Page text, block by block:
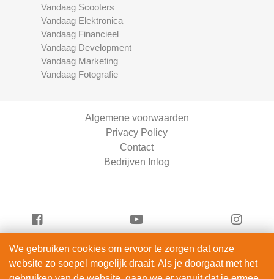
Vandaag Scooters
Vandaag Elektronica
Vandaag Financieel
Vandaag Development
Vandaag Marketing
Vandaag Fotografie
Algemene voorwaarden
Privacy Policy
Contact
Bedrijven Inlog
Serviceright Schoonmaak is onderdeel van
ServiceRight B.V. | KVK 90914872
We gebruiken cookies om ervoor te zorgen dat onze
website zo soepel mogelijk draait. Als je doorgaat met het